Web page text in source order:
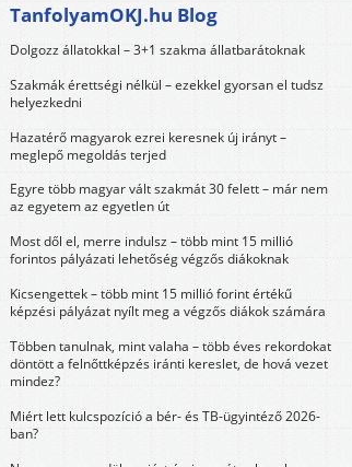
TanfolyamOKJ.hu Blog
Dolgozz állatokkal – 3+1 szakma állatbarátoknak
Szakmák érettségi nélkül – ezekkel gyorsan el tudsz
helyezkedni
Hazatérő magyarok ezrei keresnek új irányt –
meglepő megoldás terjed
Egyre több magyar vált szakmát 30 felett – már nem
az egyetem az egyetlen út
Most dől el, merre indulsz – több mint 15 millió
forintos pályázati lehetőség végzős diákoknak
Kicsengettek – több mint 15 millió forint értékű
képzési pályázat nyílt meg a végzős diákok számára
Többen tanulnak, mint valaha – több éves rekordokat
döntött a felnőttképzés iránti kereslet, de hová vezet
mindez?
Miért lett kulcspozíció a bér- és TB-ügyintéző 2026-
ban?